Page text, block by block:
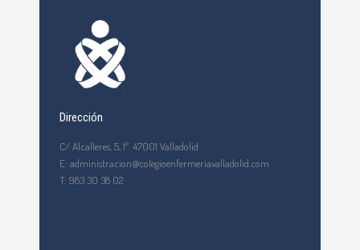
Dirección
C/ Alcalleres, 5, 1º. 47001 Valladolid
E: administracion@colegioenfermeriavalladolid.com
T: 983 30 38 02